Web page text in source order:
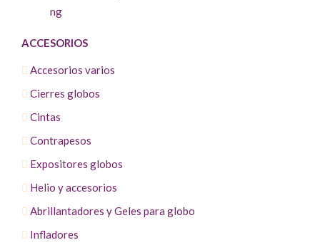
ACCESORIOS
Accesorios varios
Cierres globos
Cintas
Contrapesos
Expositores globos
Helio y accesorios
Abrillantadores y Geles para globo
Infladores